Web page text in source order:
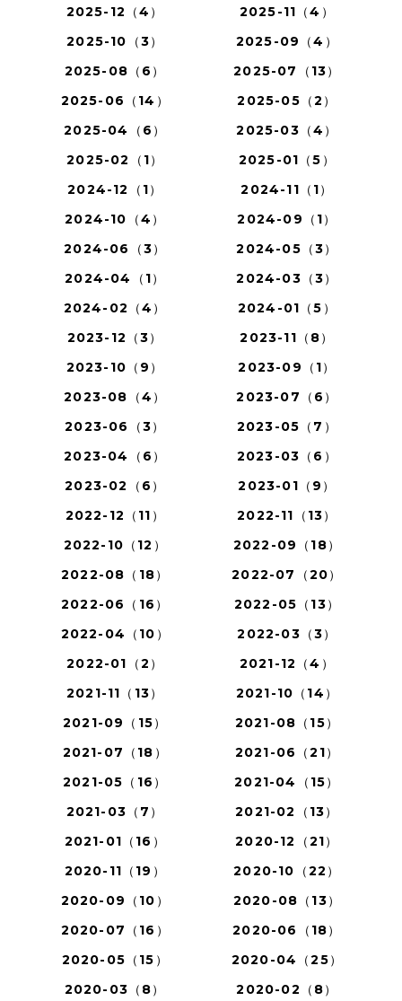
2025-12（4）
2025-11（4）
2025-10（3）
2025-09（4）
2025-08（6）
2025-07（13）
2025-06（14）
2025-05（2）
2025-04（6）
2025-03（4）
2025-02（1）
2025-01（5）
2024-12（1）
2024-11（1）
2024-10（4）
2024-09（1）
2024-06（3）
2024-05（3）
2024-04（1）
2024-03（3）
2024-02（4）
2024-01（5）
2023-12（3）
2023-11（8）
2023-10（9）
2023-09（1）
2023-08（4）
2023-07（6）
2023-06（3）
2023-05（7）
2023-04（6）
2023-03（6）
2023-02（6）
2023-01（9）
2022-12（11）
2022-11（13）
2022-10（12）
2022-09（18）
2022-08（18）
2022-07（20）
2022-06（16）
2022-05（13）
2022-04（10）
2022-03（3）
2022-01（2）
2021-12（4）
2021-11（13）
2021-10（14）
2021-09（15）
2021-08（15）
2021-07（18）
2021-06（21）
2021-05（16）
2021-04（15）
2021-03（7）
2021-02（13）
2021-01（16）
2020-12（21）
2020-11（19）
2020-10（22）
2020-09（10）
2020-08（13）
2020-07（16）
2020-06（18）
2020-05（15）
2020-04（25）
2020-03（8）
2020-02（8）